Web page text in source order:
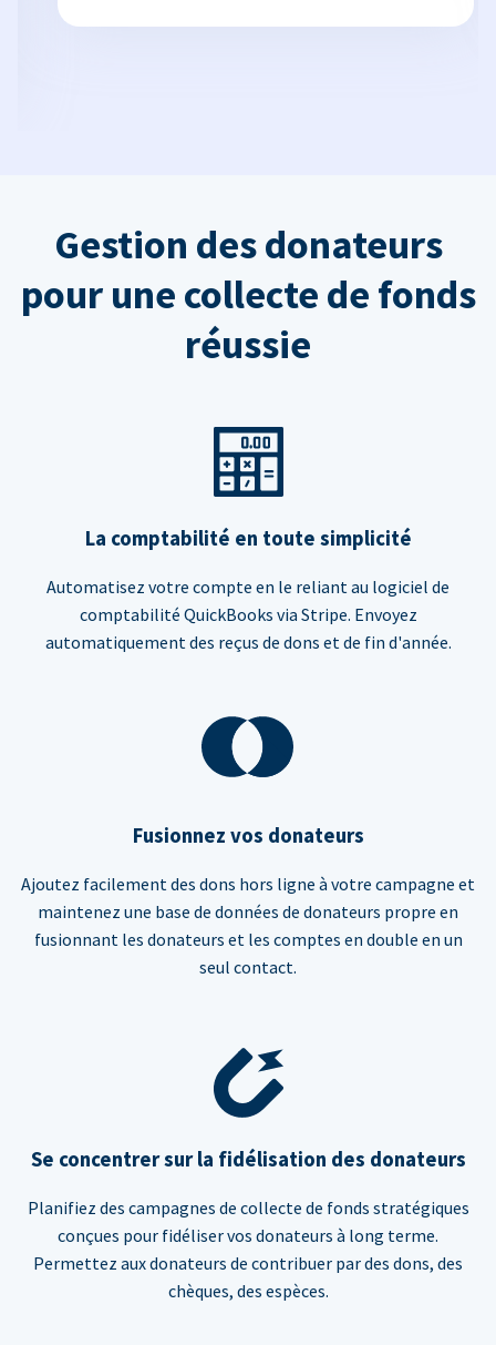
Gestion des donateurs
pour une collecte de fonds
réussie
La comptabilité en toute simplicité
Automatisez votre compte en le reliant au logiciel de
comptabilité QuickBooks via Stripe. Envoyez
automatiquement des reçus de dons et de fin d'année.
Fusionnez vos donateurs
Ajoutez facilement des dons hors ligne à votre campagne et
maintenez une base de données de donateurs propre en
fusionnant les donateurs et les comptes en double en un
seul contact.
Se concentrer sur la fidélisation des donateurs
Planifiez des campagnes de collecte de fonds stratégiques
conçues pour fidéliser vos donateurs à long terme.
Permettez aux donateurs de contribuer par des dons, des
chèques, des espèces.